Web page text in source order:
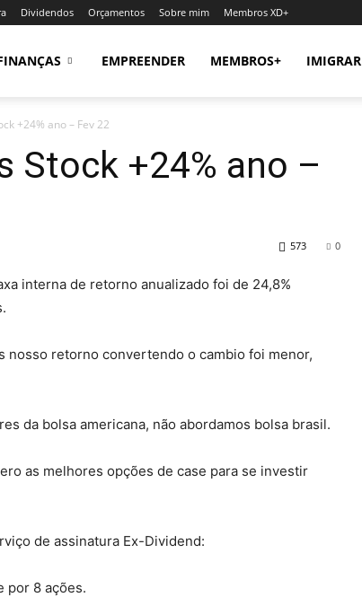
Dividendos Orçamentos Sobre mim Membros XD+
EMPREENDER MEMBROS+ IMIGRAR
+24% ano – Fev 22
Stock +24% ano –
0
573
interna de retorno anualizado foi de 24,8%
nosso retorno convertendo o cambio foi menor,
da bolsa americana, não abordamos bolsa brasil.
as melhores opções de case para se investir
de assinatura Ex-Dividend:
por 8 ações.